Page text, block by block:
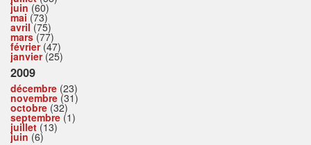
juin (60)
mai (73)
avril(75)
mars(77)
février(47)
janvier(25)
2009
décembre (23)
novembre (31)
octobre (32)
septembre (1)
juillet (13)
juin (6)